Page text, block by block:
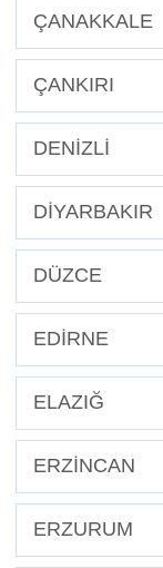
ÇANAKKALE
ÇANKIRI
DENİZLİ
DİYARBAKIR
DÜZCE
EDİRNE
ELAZIĞ
ERZİNCAN
ERZURUM